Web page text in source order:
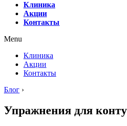
Клиника
Акции
Контакты
Menu
Клиника
Акции
Контакты
Блог ›
Упражнения для